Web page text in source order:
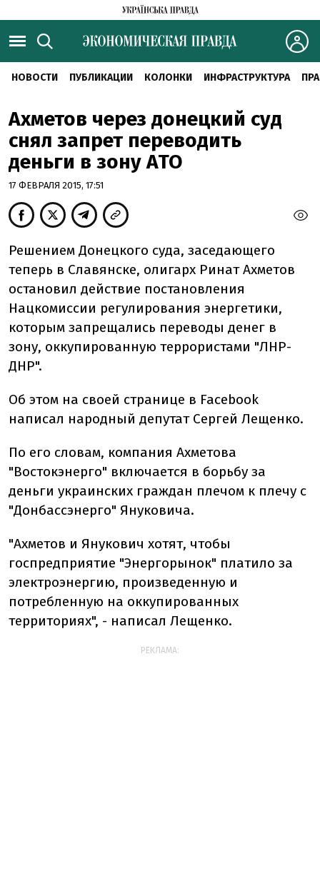
НОВОСТИ ПУБЛИКАЦИИ КОЛОНКИ ИНФРАСТРУКТУРА
Ахметов через донецкий суд
снял запрет переводить
деньги в зону АТО
17 ФЕВРАЛЯ 2015, 17:51
Решением Донецкого суда, заседающего
теперь в Славянске, олигарх Ринат Ахметов
остановил действие постановления
Нацкомиссии регулирования энергетики,
которым запрещались переводы денег в
зону, оккупированную террористами "ЛНР-
ДНР".
Об этом на своей странице в Facebook
написал народный депутат Сергей Лещенко.
По его словам, компания Ахметова
"Востокэнерго" включается в борьбу за
деньги украинских граждан плечом к плечу с
"Донбассэнерго" Януковича.
"Ахметов и Янукович хотят, чтобы
госпредприятие "Энергорынок" платило за
электроэнергию, произведенную и
потребленную на оккупированных
территориях", - написал Лещенко.
РЕКЛАМА: